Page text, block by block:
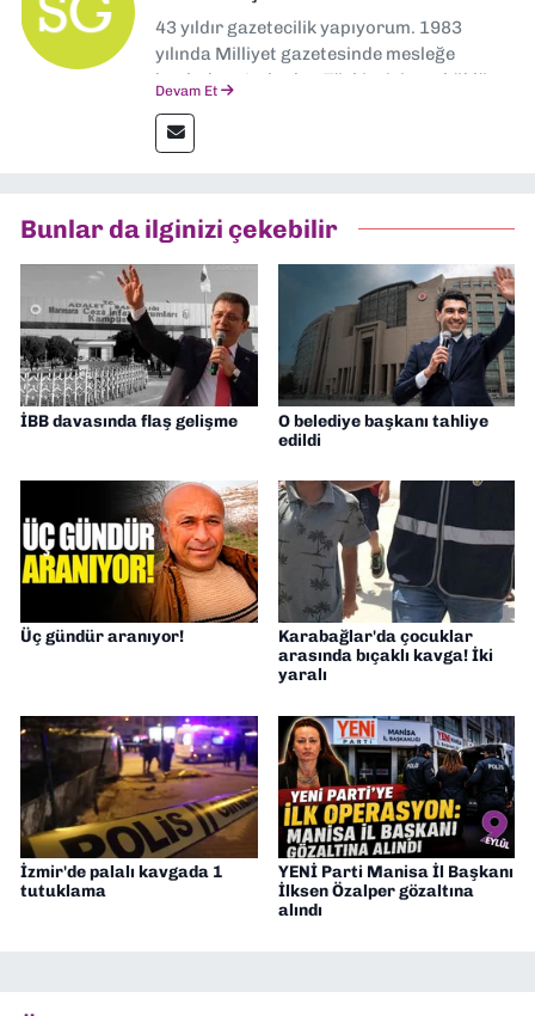
43 yıldır gazetecilik yapıyorum. 1983
yılında Milliyet gazetesinde mesleğe
başladım. Ardından Türkiye’nin en köklü
muhabir, editör, müdür yardımcısı ve spor
müdürü olarak görev yaptım. Ayrıca Yeni
Gazetesi'nde editörlük yapıyorum
Devam Et
Bunlar da ilginizi çekebilir
İBB davasında flaş gelişme
O belediye başkanı tahliye
edildi
Üç gündür aranıyor!
Karabağlar'da çocuklar
arasında bıçaklı kavga! İki
yaralı
İzmir'de palalı kavgada 1
tutuklama
YENİ Parti Manisa İl Başkanı
İlksen Özalper gözaltına
alındı